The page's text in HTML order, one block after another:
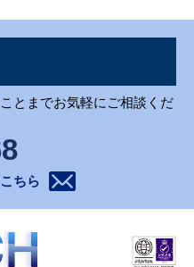
とまでお気軽にご相談くだ
ちら